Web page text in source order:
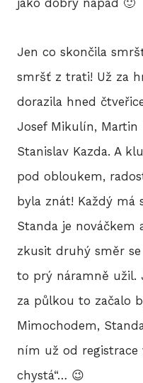
jako dobrý nápad 🙂
Jen co skončila
smršť z trati! Už za
dorazila hned
Josef Mikulín, Martin
Stanislav Kazda. A
pod obloukem,
byla znát! Každý má
Standa je
zkusit druhý směr
to prý náramně užil.
za půlkou to začalo
Mimochodem,
ním už od registrace
chystá“… 😉